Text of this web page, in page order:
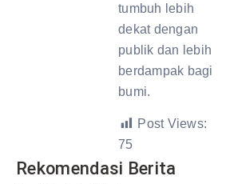
tumbuh lebih
dekat dengan
publik dan lebih
berdampak bagi
bumi.
Post Views:
75
Rekomendasi Berita